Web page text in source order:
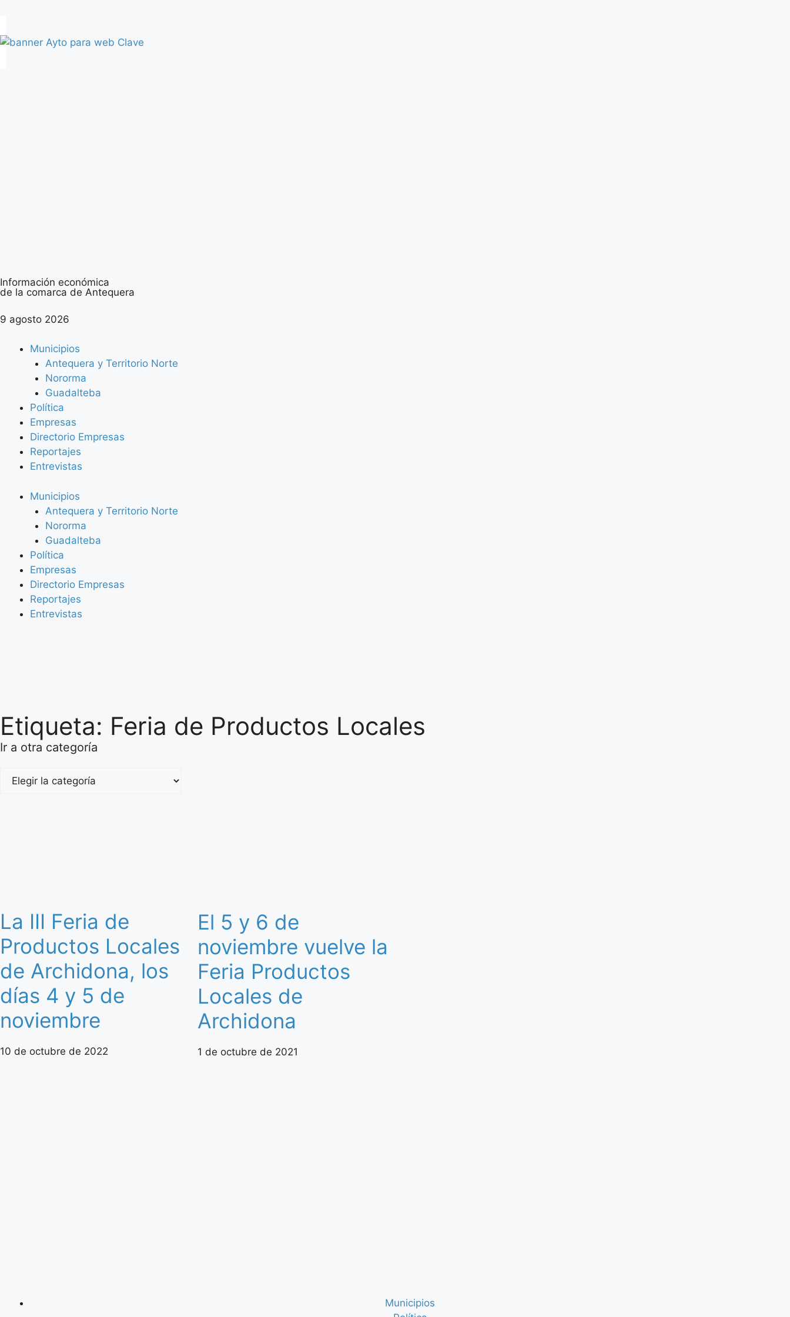
Información económica
de la comarca de Antequera
9 agosto 2026
Municipios
Antequera y Territorio Norte
Nororma
Guadalteba
Política
Empresas
Directorio Empresas
Reportajes
Entrevistas
Municipios
Antequera y Territorio Norte
Nororma
Guadalteba
Política
Empresas
Directorio Empresas
Reportajes
Entrevistas
Etiqueta: Feria de Productos Locales
Ir a otra categoría
La III Feria de
Productos Locales
de Archidona, los
días 4 y 5 de
noviembre
10 de octubre de 2022
El 5 y 6 de
noviembre vuelve la
Feria Productos
Locales de
Archidona
1 de octubre de 2021
Municipios